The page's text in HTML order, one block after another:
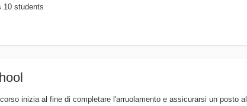
10 students
inizia al fine di completare l'arruolamento e assicurarsi un posto